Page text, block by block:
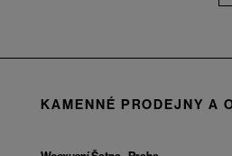
KAMENNÉ PRODEJNY A